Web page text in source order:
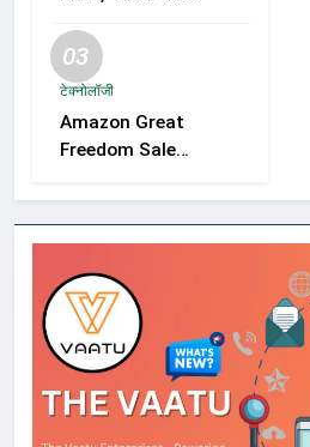
जोड़ी ने मचाई हलचल,
फिल्म को लेकर बढ़ी
03
टेक्नोलॉजी
Amazon Great
Freedom Sale
OnePlus और
Xiaomi समेत कई
डिस्काउंट